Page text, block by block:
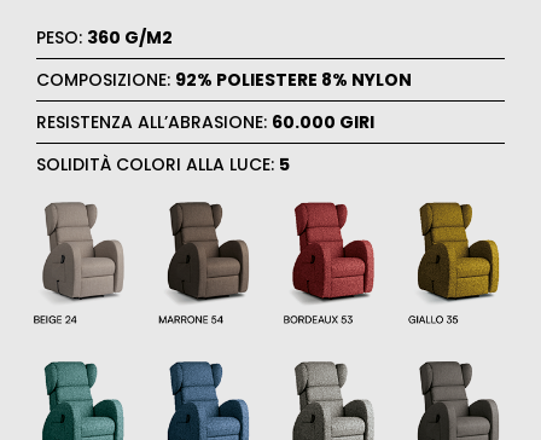
PESO: 360 G/M2
COMPOSIZIONE: 92% POLIESTERE 8% NYLON
RESISTENZA ALL’ABRASIONE: 60.000 GIRI
SOLIDITÀ COLORI ALLA LUCE: 5